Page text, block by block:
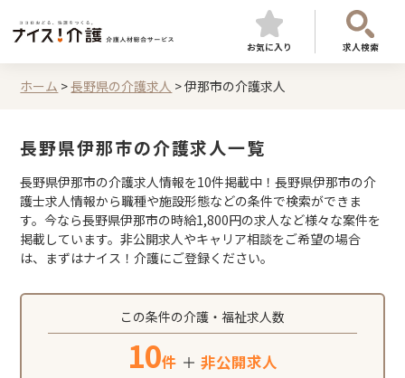
お気に入り 求人検索
ホーム >長野県の介護求人 >伊那市の介護求人
長野県伊那市の介護求人一覧
長野県伊那市の介護求人情報を10件掲載中！長野県伊那市の介
護士求人情報から職種や施設形態などの条件で検索ができま
す。今なら長野県伊那市の時給1,800円の求人など様々な案件を
掲載しています。非公開求人やキャリア相談をご希望の場合
は、まずはナイス！介護にご登録ください。
この条件の介護・福祉求人数
10件 ＋ 非公開求人